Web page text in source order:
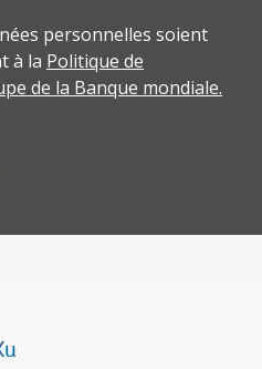
personnelles soient
à la Politique de
de la Banque mondiale.